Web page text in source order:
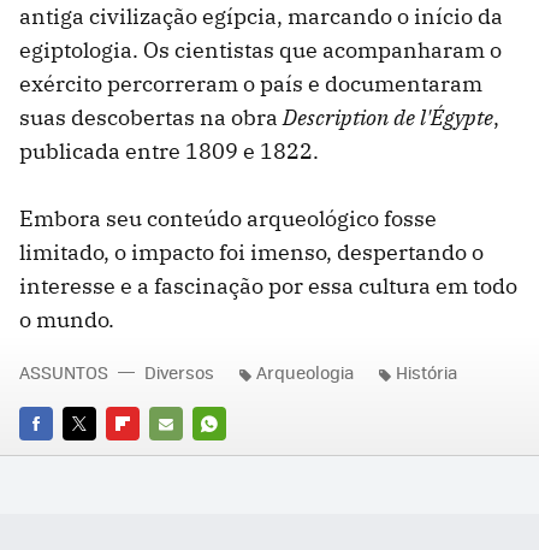
antiga civilização egípcia, marcando o início da
egiptologia. Os cientistas que acompanharam o
exército percorreram o país e documentaram
suas descobertas na obraDescription de l'Égypte,
publicada entre 1809 e 1822.
Embora seu conteúdo arqueológico fosse
limitado, o impacto foi imenso, despertando o
interesse e a fascinação por essa cultura em todo
o mundo.
FACEBOOK
TWITTERFLIPBOARD
E-
WHATSAPP
ASSUNTOS Diversos Arqueologia História